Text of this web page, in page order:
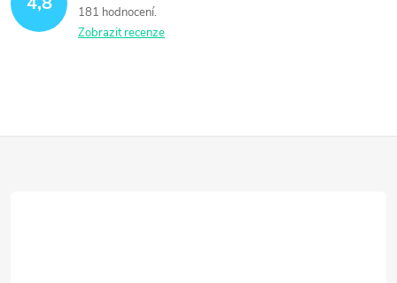
181 hodnocení
Zobrazit recenze